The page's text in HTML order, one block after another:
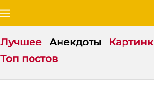
Лучшее Анекдоты
Топ постов